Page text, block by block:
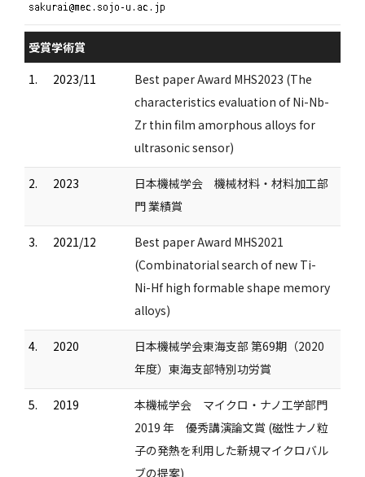
受賞学術賞
1.
2023/11
Best paper Award MHS2023 (The
characteristics evaluation of Ni-Nb-
Zr thin film amorphous alloys for
ultrasonic sensor)
2. 2023
日本機械学会 機械材料・材料加工部
門 業績賞
3. 2021/12
Best paper Award MHS2021
(Combinatorial search of new Ti-
Ni-Hf high formable shape memory
alloys)
4. 2020
日本機械学会東海支部 第69期（2020
年度）東海支部特別功労賞
5. 2019
本機械学会 マイクロ・ナノ工学部門
2019 年 優秀講演論文賞 (磁性ナノ粒
子の発熱を利用した新規マイクロバル
ブの提案)